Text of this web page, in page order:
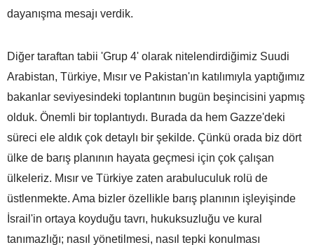
dayanışma mesajı verdik.
Diğer taraftan tabii 'Grup 4' olarak nitelendirdiğimiz Suudi
Arabistan, Türkiye, Mısır ve Pakistan'ın katılımıyla yaptığımız
bakanlar seviyesindeki toplantının bugün beşincisini yapmış
olduk. Önemli bir toplantıydı. Burada da hem Gazze'deki
süreci ele aldık çok detaylı bir şekilde. Çünkü orada biz dört
ülke de barış planının hayata geçmesi için çok çalışan
ülkeleriz. Mısır ve Türkiye zaten arabuluculuk rolü de
üstlenmekte. Ama bizler özellikle barış planının işleyişinde
İsrail'in ortaya koyduğu tavrı, hukuksuzluğu ve kural
tanımazlığı; nasıl yönetilmesi, nasıl tepki konulması